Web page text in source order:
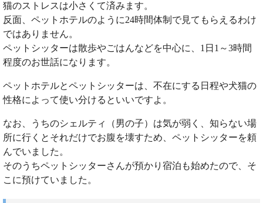
猫のストレスは小さくて済みます。
反面、ペットホテルのように24時間体制で見てもらえるわけ
ではありません。
ペットシッターは散歩やごはんなどを中心に、1日1～3時間
程度のお世話になります。
ペットホテルとペットシッターは、不在にする日程や犬猫の
性格によって使い分けるといいですよ。
なお、うちのシェルティ（男の子）は気が弱く、知らない場
所に行くとそれだけでお腹を壊すため、ペットシッターを頼
んでいました。
そのうちペットシッターさんが預かり宿泊も始めたので、そ
こに預けていました。